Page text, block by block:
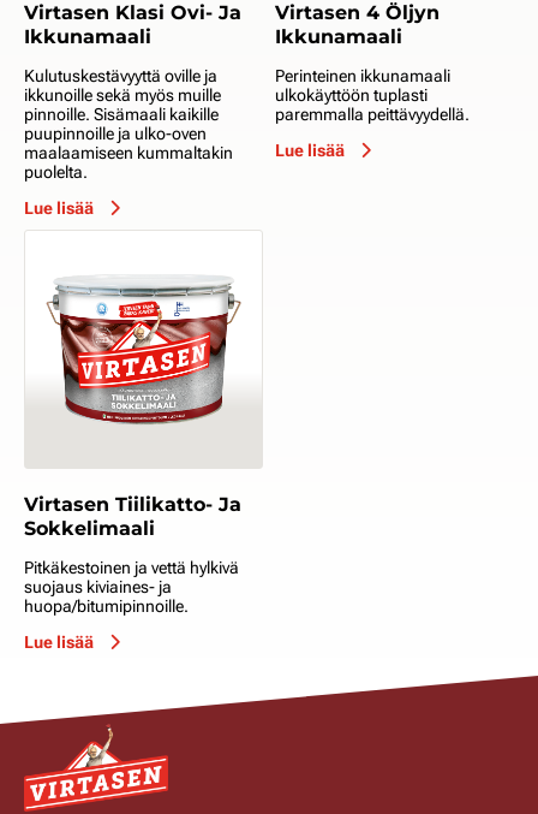
Virtasen Klasi Ovi- Ja
Ikkunamaali
Kulutuskestävyyttä oville ja
ikkunoille sekä myös muille
pinnoille. Sisämaali kaikille
puupinnoille ja ulko-oven
maalaamiseen kummaltakin
puolelta.
Lue lisää
Virtasen 4 Öljyn
Ikkunamaali
Perinteinen ikkunamaali
ulkokäyttöön tuplasti
paremmalla peittävyydellä.
Lue lisää
Virtasen Tiilikatto- Ja
Sokkelimaali
Pitkäkestoinen ja vettä hylkivä
suojaus kiviaines- ja
huopa/bitumipinnoille.
Lue lisää